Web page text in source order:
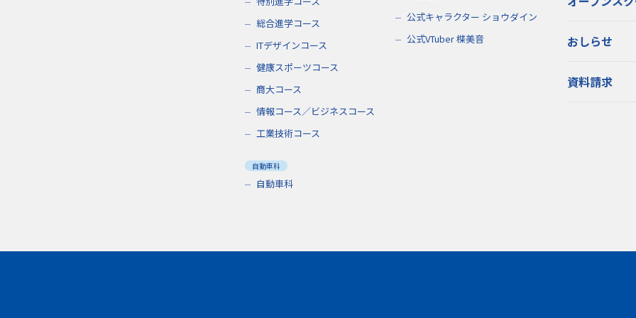
総合進学コース
ITデザインコース
健康スポーツコース
商大コース
情報コース／ビジネスコース
工業技術コース
自動車科
自動車科
公式キャラクター ショウダイン
公式VTuber 楪美音
おしらせ
資料請求